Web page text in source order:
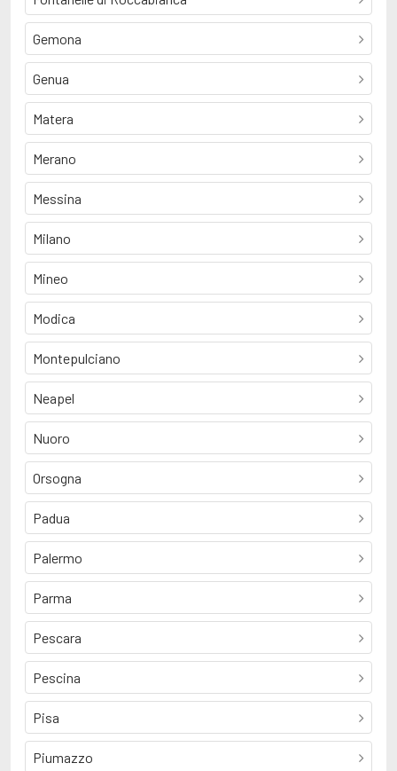
Gemona
Genua
Matera
Merano
Messina
Milano
Mineo
Modica
Montepulciano
Neapel
Nuoro
Orsogna
Padua
Palermo
Parma
Pescara
Pescina
Pisa
Piumazzo